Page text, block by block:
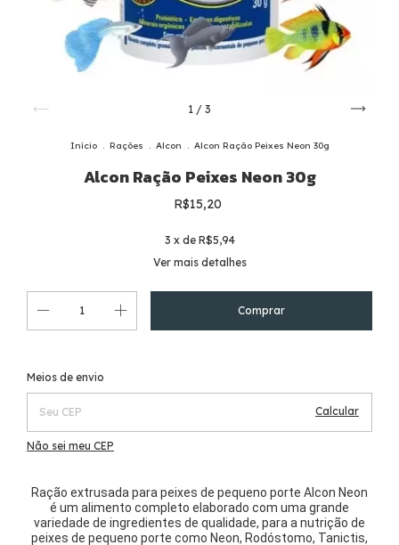
1 / 3
Início . Rações . Alcon . Alcon Ração Peixes Neon 30g
Alcon Ração Peixes Neon 30g
R$15,20
3 x de R$5,94
Ver mais detalhes
Entregas para o CEP:
Meios de envio
Calcular
Não sei meu CEP
Ração extrusada para peixes de pequeno porte Alcon Neon
é um alimento completo elaborado com uma grande
variedade de ingredientes de qualidade, para a nutrição de
peixes de pequeno porte como Neon, Rodóstomo, Tanictis,